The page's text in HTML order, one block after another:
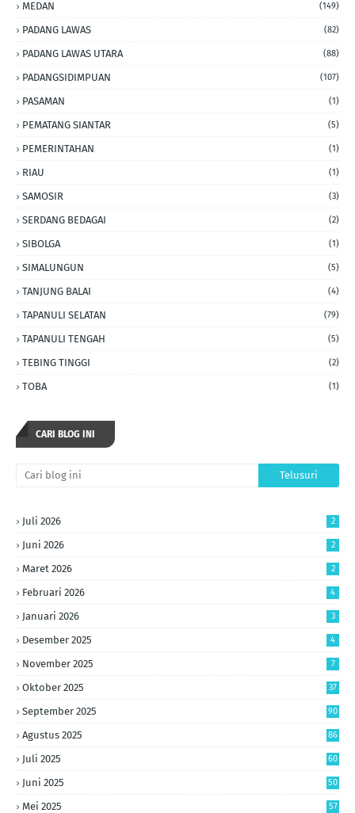
MEDAN (149)
PADANG LAWAS (82)
PADANG LAWAS UTARA (88)
PADANGSIDIMPUAN (107)
PASAMAN (1)
PEMATANG SIANTAR (5)
PEMERINTAHAN (1)
RIAU (1)
SAMOSIR (3)
SERDANG BEDAGAI (2)
SIBOLGA (1)
SIMALUNGUN (5)
TANJUNG BALAI (4)
TAPANULI SELATAN (79)
TAPANULI TENGAH (5)
TEBING TINGGI (2)
TOBA (1)
CARI BLOG INI
Juli 2026 2
Juni 2026 2
Maret 2026 2
Februari 2026 4
Januari 2026 3
Desember 2025 4
November 2025 7
Oktober 2025 37
September 2025 90
Agustus 2025 86
Juli 2025 60
Juni 2025 50
Mei 2025 57